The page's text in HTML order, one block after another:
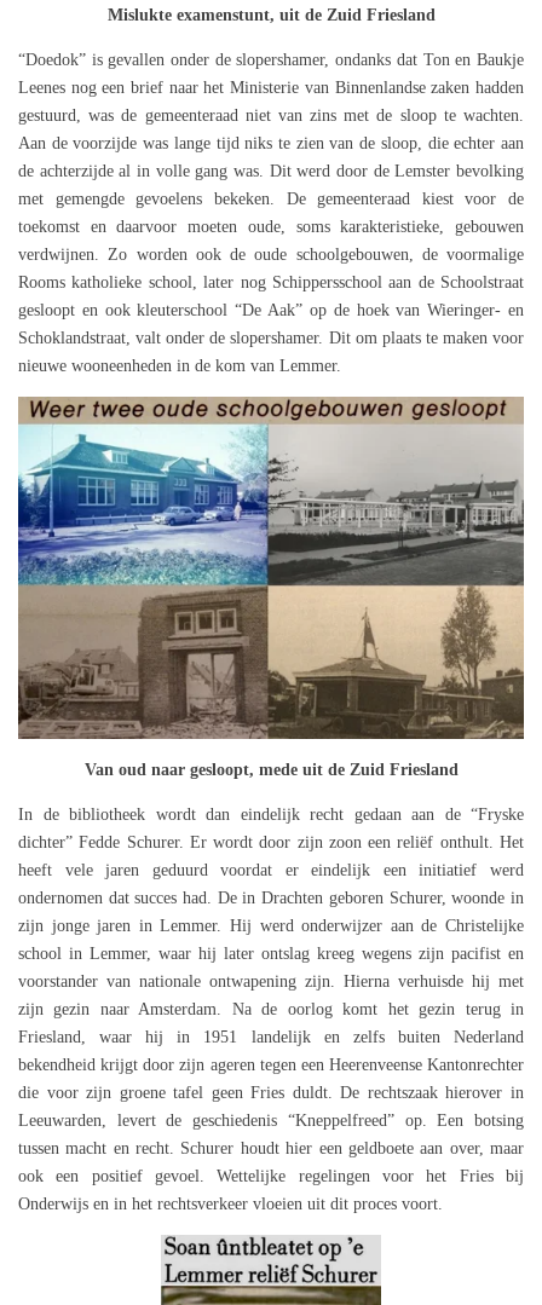
Mislukte examenstunt, uit de Zuid Friesland
“Doedok” is gevallen onder de slopershamer, ondanks dat Ton en Baukje
Leenes nog een brief naar het Ministerie van Binnenlandse zaken hadden
gestuurd, was de gemeenteraad niet van zins met de sloop te wachten.
Aan de voorzijde was lange tijd niks te zien van de sloop, die echter aan
de achterzijde al in volle gang was. Dit werd door de Lemster bevolking
met gemengde gevoelens bekeken. De gemeenteraad kiest voor de
toekomst en daarvoor moeten oude, soms karakteristieke, gebouwen
verdwijnen. Zo worden ook de oude schoolgebouwen, de voormalige
Rooms katholieke school, later nog Schippersschool aan de Schoolstraat
gesloopt en ook kleuterschool “De Aak” op de hoek van Wieringer- en
Schoklandstraat, valt onder de slopershamer. Dit om plaats te maken voor
nieuwe wooneenheden in de kom van Lemmer.
Van oud naar gesloopt, mede uit de Zuid Friesland
In de bibliotheek wordt dan eindelijk recht gedaan aan de “Fryske
dichter” Fedde Schurer. Er wordt door zijn zoon een reliëf onthult. Het
heeft vele jaren geduurd voordat er eindelijk een initiatief werd
ondernomen dat succes had. De in Drachten geboren Schurer, woonde in
zijn jonge jaren in Lemmer. Hij werd onderwijzer aan de Christelijke
school in Lemmer, waar hij later ontslag kreeg wegens zijn pacifist en
voorstander van nationale ontwapening zijn. Hierna verhuisde hij met
zijn gezin naar Amsterdam. Na de oorlog komt het gezin terug in
Friesland, waar hij in 1951 landelijk en zelfs buiten Nederland
bekendheid krijgt door zijn ageren tegen een Heerenveense Kantonrechter
die voor zijn groene tafel geen Fries duldt. De rechtszaak hierover in
Leeuwarden, levert de geschiedenis “Kneppelfreed” op. Een botsing
tussen macht en recht. Schurer houdt hier een geldboete aan over, maar
ook een positief gevoel. Wettelijke regelingen voor het Fries bij
Onderwijs en in het rechtsverkeer vloeien uit dit proces voort.